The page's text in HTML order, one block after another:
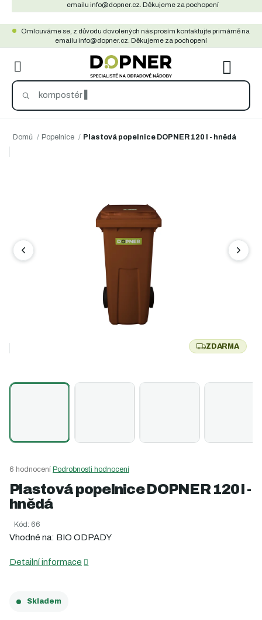
obsah
emailu info@dopner.cz. Děkujeme za pochopení
Omlouváme se, z důvodu dovolených nás prosím kontaktujte primárně na
emailu info@dopner.cz. Děkujeme za pochopení
KOŠÍK
Domů / Popelnice / Plastová popelnice DOPNER 120 l - hnědá
Průměrné
produktu
je
5
6 hodnocení Podrobnosti hodnocení
Plastová popelnice DOPNER 120 l -
hnědá
Kód: 66
Vhodné na: BIO ODPADY
Detailní informace
Z
M
ZDARMA
Skladem